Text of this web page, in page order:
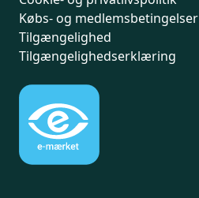
Købs- og medlemsbetingelser
Tilgængelighed
Tilgængelighedserklæring